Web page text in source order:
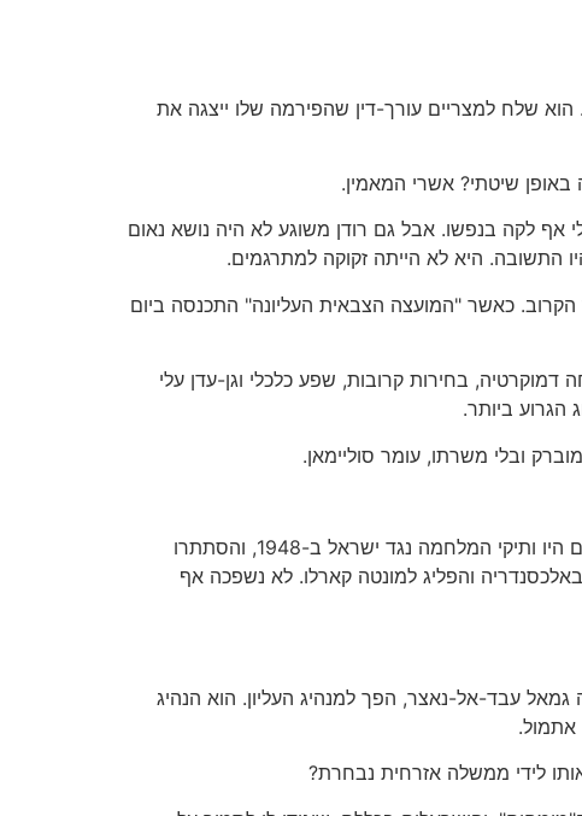
שלח למצריים עורך-דין שהפירמה שלו ייצגה את
באופן שיטתי? אשרי המאמין.
לקה בנפשו. אבל גם רודן משוגע לא היה נושא נאום
התשובה. היא לא הייתה זקוקה למתרגמים.
כאשר "המועצה הצבאית העליונה" התכנסה ביום
דמוקרטיה, בחירות קרובות, שפע כלכלי וגן-עדן עלי
ביותר.
ובלי משרתו, עומר סוליימאן.
כדאי לזכור את הפעם הראשונה. אחרי תקופה של מהומות נגד הבריטים, ביצעה קבוצה של קצינים צעירים הפיכה. הם היו ותיקי המלחמה נגד ישראל ב-1948, והסתתרו
והפליג למונטה קארלו. לא נשפכה אף
עבד-אל-נאצר, הפך למנהיג העליון. הוא הנהיג
אתמול.
לידי ממשלה אזרחית נבחרת?